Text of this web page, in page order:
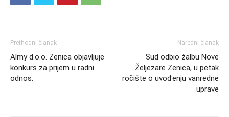
Prethodni članak
Almy d.o.o. Zenica objavljuje
konkurs za prijem u radni
odnos:
Naredni članak
Sud odbio žalbu Nove
Željezare Zenica, u petak
ročište o uvođenju vanredne
uprave